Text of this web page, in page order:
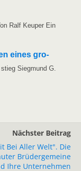
Ralf Keu­per Ein
eines gro­
Sieg­mund G.
Nächster Beitrag
Bei Aller Welt". Die
Brüdergemeine
Ihre Unternehmen